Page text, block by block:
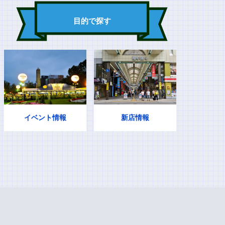
目的で探す
イベント情報 新店情報